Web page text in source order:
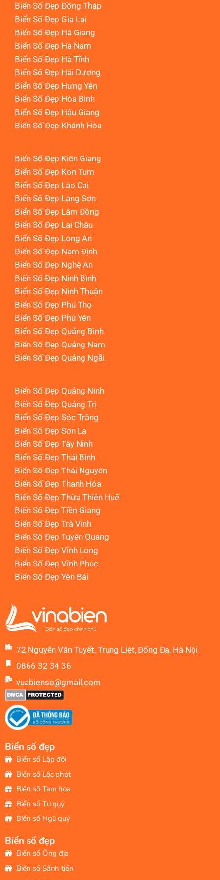
Biển Số Đẹp Đồng Tháp
Biển Số Đẹp Gia Lai
Biển Số Đẹp Hà Giang
Biển Số Đẹp Hà Nam
Biển Số Đẹp Hà Tĩnh
Biển Số Đẹp Hải Dương
Biển Số Đẹp Hưng Yên
Biển Số Đẹp Hòa Bình
Biển Số Đẹp Hậu Giang
Biển Số Đẹp Khánh Hòa
Biển Số Đẹp Kiên Giang
Biển Số Đẹp Kon Tum
Biển Số Đẹp Lào Cai
Biển Số Đẹp Lạng Sơn
Biển Số Đẹp Lâm Đồng
Biển Số Đẹp Lai Châu
Biển Số Đẹp Long An
Biển Số Đẹp Nam Định
Biển Số Đẹp Nghệ An
Biển Số Đẹp Ninh Bình
Biển Số Đẹp Ninh Thuận
Biển Số Đẹp Phú Thọ
Biển Số Đẹp Phú Yên
Biển Số Đẹp Quảng Bình
Biển Số Đẹp Quảng Nam
Biển Số Đẹp Quảng Ngãi
Biển Số Đẹp Quảng Ninh
Biển Số Đẹp Quảng Trị
Biển Số Đẹp Sóc Trăng
Biển Số Đẹp Sơn La
Biển Số Đẹp Tây Ninh
Biển Số Đẹp Thái Bình
Biển Số Đẹp Thái Nguyên
Biển Số Đẹp Thanh Hóa
Biển Số Đẹp Thừa Thiên Huế
Biển Số Đẹp Tiền Giang
Biển Số Đẹp Trà Vinh
Biển Số Đẹp Tuyên Quang
Biển Số Đẹp Vĩnh Long
Biển Số Đẹp Vĩnh Phúc
Biển Số Đẹp Yên Bái
72 Nguyễn Văn Tuyết, Trung Liệt, Đống Đa, Hà Nội
0866 32 34 36
vuabienso@gmail.com
Biển số đẹp
Biển số Lặp đôi
Biển số Lộc phát
Biển số Tam hoa
Biển số Tứ quý
Biển số Ngũ quý
Biển số đẹp
Biển số Ông địa
Biển số Sảnh tiến